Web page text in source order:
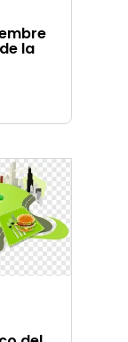
la